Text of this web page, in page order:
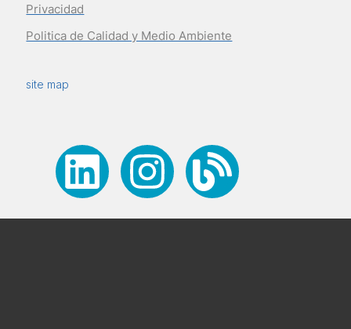
Privacidad
Politica de Calidad y Medio Ambiente
site map